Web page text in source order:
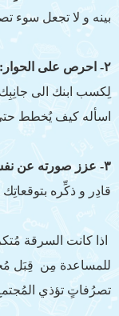
بينه و لا تجعل سوء
٢- احرص على الحوار:
لِكسب ابنك الى
اسأله كيف يُخطط
٣- عزز صورته عن نفسه:
قادِر و ذكِّره بتوقعاتِك
اذا كانت السرقة
للمساعدة مِن قِبَل
تصرُفاتٍ تؤذي